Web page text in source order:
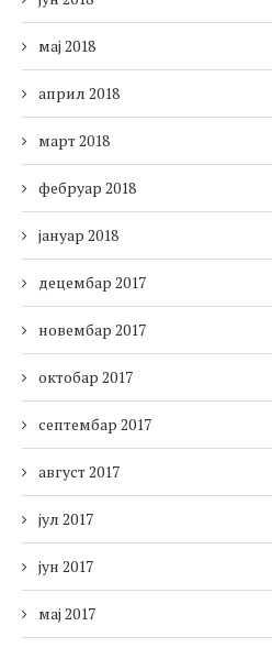
мај 2018
април 2018
март 2018
фебруар 2018
јануар 2018
децембар 2017
новембар 2017
октобар 2017
септембар 2017
август 2017
јул 2017
јун 2017
мај 2017